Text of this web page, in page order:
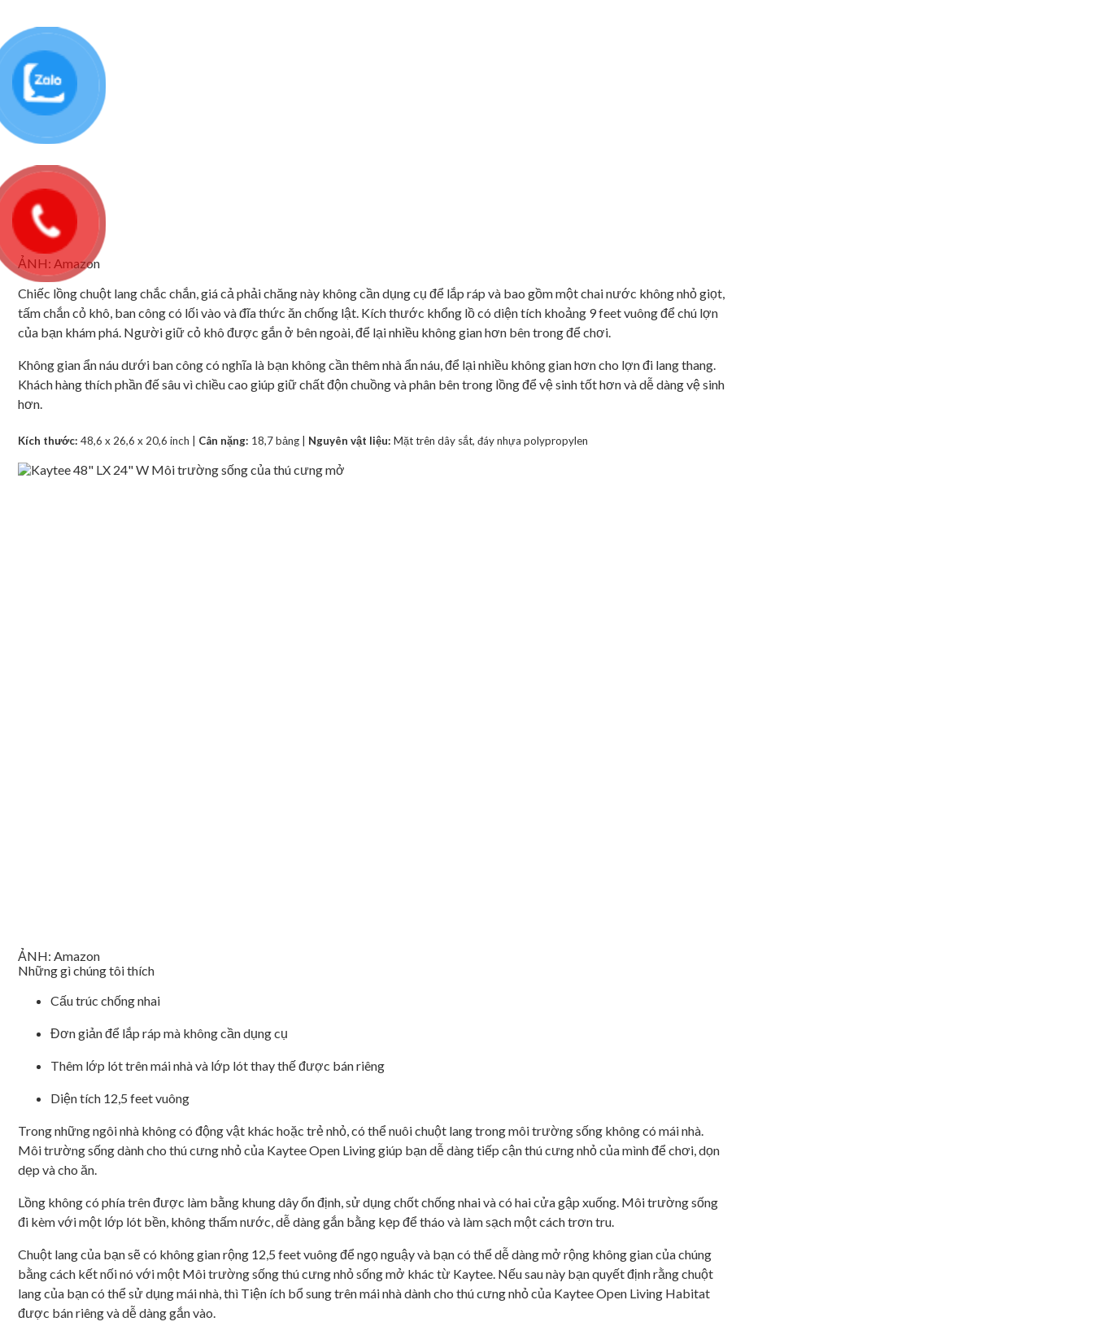
ẢNH: Amazon
Chiếc lồng chuột lang chắc chắn, giá cả phải chăng này không cần dụng cụ để lắp ráp và bao gồm một chai nước không nhỏ giọt,
tấm chắn cỏ khô, ban công có lối vào và đĩa thức ăn chống lật. Kích thước khổng lồ có diện tích khoảng 9 feet vuông để chú lợn
của bạn khám phá. Người giữ cỏ khô được gắn ở bên ngoài, để lại nhiều không gian hơn bên trong để chơi.
Không gian ẩn náu dưới ban công có nghĩa là bạn không cần thêm nhà ẩn náu, để lại nhiều không gian hơn cho lợn đi lang thang.
Khách hàng thích phần đế sâu vì chiều cao giúp giữ chất độn chuồng và phân bên trong lồng để vệ sinh tốt hơn và dễ dàng vệ sinh
hơn.
Kích thước: 48,6 x 26,6 x 20,6 inch | Cân nặng: 18,7 bảng | Nguyên vật liệu: Mặt trên dây sắt, đáy nhựa polypropylen
ẢNH: Amazon
Những gì chúng tôi thích
Cấu trúc chống nhai
Đơn giản để lắp ráp mà không cần dụng cụ
Thêm lớp lót trên mái nhà và lớp lót thay thế được bán riêng
Diện tích 12,5 feet vuông
Trong những ngôi nhà không có động vật khác hoặc trẻ nhỏ, có thể nuôi chuột lang trong môi trường sống không có mái nhà.
Môi trường sống dành cho thú cưng nhỏ của Kaytee Open Living giúp bạn dễ dàng tiếp cận thú cưng nhỏ của mình để chơi, dọn
dẹp và cho ăn.
Lồng không có phía trên được làm bằng khung dây ổn định, sử dụng chốt chống nhai và có hai cửa gập xuống. Môi trường sống
đi kèm với một lớp lót bền, không thấm nước, dễ dàng gắn bằng kẹp để tháo và làm sạch một cách trơn tru.
Chuột lang của bạn sẽ có không gian rộng 12,5 feet vuông để ngọ nguậy và bạn có thể dễ dàng mở rộng không gian của chúng
bằng cách kết nối nó với một Môi trường sống thú cưng nhỏ sống mở khác từ Kaytee. Nếu sau này bạn quyết định rằng chuột
lang của bạn có thể sử dụng mái nhà, thì Tiện ích bổ sung trên mái nhà dành cho thú cưng nhỏ của Kaytee Open Living Habitat
được bán riêng và dễ dàng gắn vào.